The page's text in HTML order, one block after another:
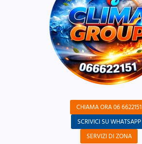
CHIAMA ORA 06 6622151
SCRIVICI SU WHATSAPP
SERVIZI DI ZONA